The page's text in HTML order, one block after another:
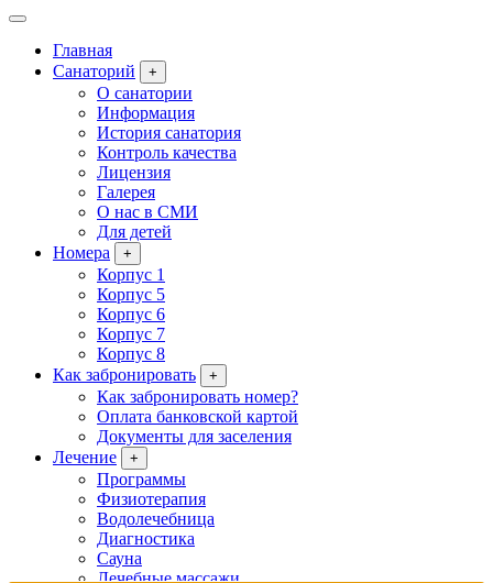
Главная
Санаторий
+
О санатории
Информация
История санатория
Контроль качества
Лицензия
Галерея
О нас в СМИ
Для детей
Номера
+
Корпус 1
Корпус 5
Корпус 6
Корпус 7
Корпус 8
Как забронировать
+
Как забронировать номер?
Оплата банковской картой
Документы для заселения
Лечение
+
Программы
Физиотерапия
Водолечебница
Диагностика
Сауна
Лечебные массажи